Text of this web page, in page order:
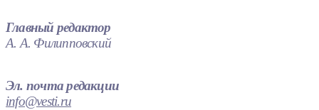
Главный редактор
А. А. Филипповский
Эл. почта редакции
info@vesti.ru